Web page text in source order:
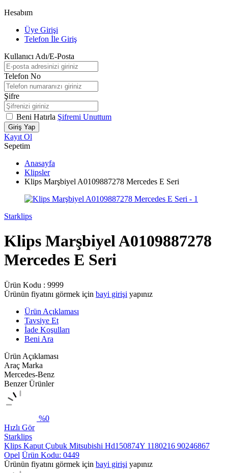
Hesabım
Üye Girişi
Telefon İle Giriş
Kullanıcı Adı/E-Posta
Telefon No
Şifre
Beni Hatırla Şifremi Unuttum
Giriş Yap
Kayıt Ol
Sepetim
Anasayfa
Klipsler
Klips Marşbiyel A0109887278 Mercedes E Seri
Starklips
Klips Marşbiyel A0109887278
Mercedes E Seri
Ürün Kodu : 9999
Ürünün fiyatını görmek için bayi girişi yapınız
Ürün Açıklaması
Tavsiye Et
İade Koşulları
Beni Ara
Ürün Açıklaması
Araç Marka
Mercedes-Benz
Benzer Ürünler
%0
Hızlı Gör
Starklips
Klips Kaput Çubuk Mitsubishi Hd150874Y 1180216 90246867
Opel Ürün Kodu: 0449
Ürünün fiyatını görmek için bayi girişi yapınız